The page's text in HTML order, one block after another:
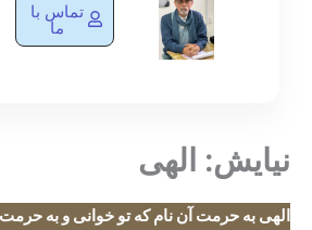
تماس با
ما
نیایش: الهی
الهی به حرمت آن نام که تو خوانی و به